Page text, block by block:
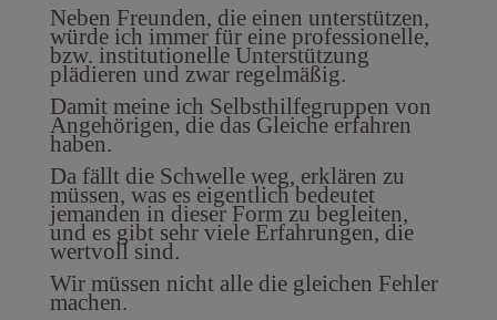
Neben Freunden, die einen unterstützen,
würde ich immer für eine professionelle,
bzw. institutionelle Unterstützung
plädieren und zwar regelmäßig.
Damit meine ich Selbsthilfegruppen von
Angehörigen, die das Gleiche erfahren
haben.
Da fällt die Schwelle weg, erklären zu
müssen, was es eigentlich bedeutet
jemanden in dieser Form zu begleiten,
und es gibt sehr viele Erfahrungen, die
wertvoll sind.
Wir müssen nicht alle die gleichen Fehler
machen.